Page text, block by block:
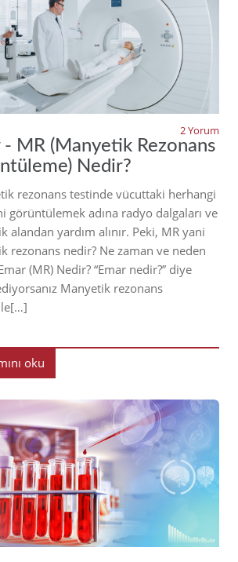
2 Yorum
- MR (Manyetik Rezonans
Nedir?
rezonans testinde vücuttaki herhangi
görüntülemek adına radyo dalgaları ve
alandan yardım alınır. Peki, MR yani
rezonans nedir? Ne zaman ve neden
(MR) Nedir? “Emar nedir?” diye
Manyetik rezonans
oku
2022